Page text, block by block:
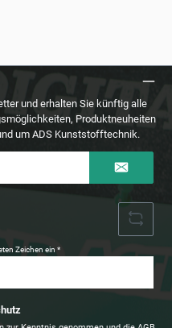
und erhalten Sie künftig alle
Produktneuheiten
um ADS Kunststofftechnik.
Zeichen ein*